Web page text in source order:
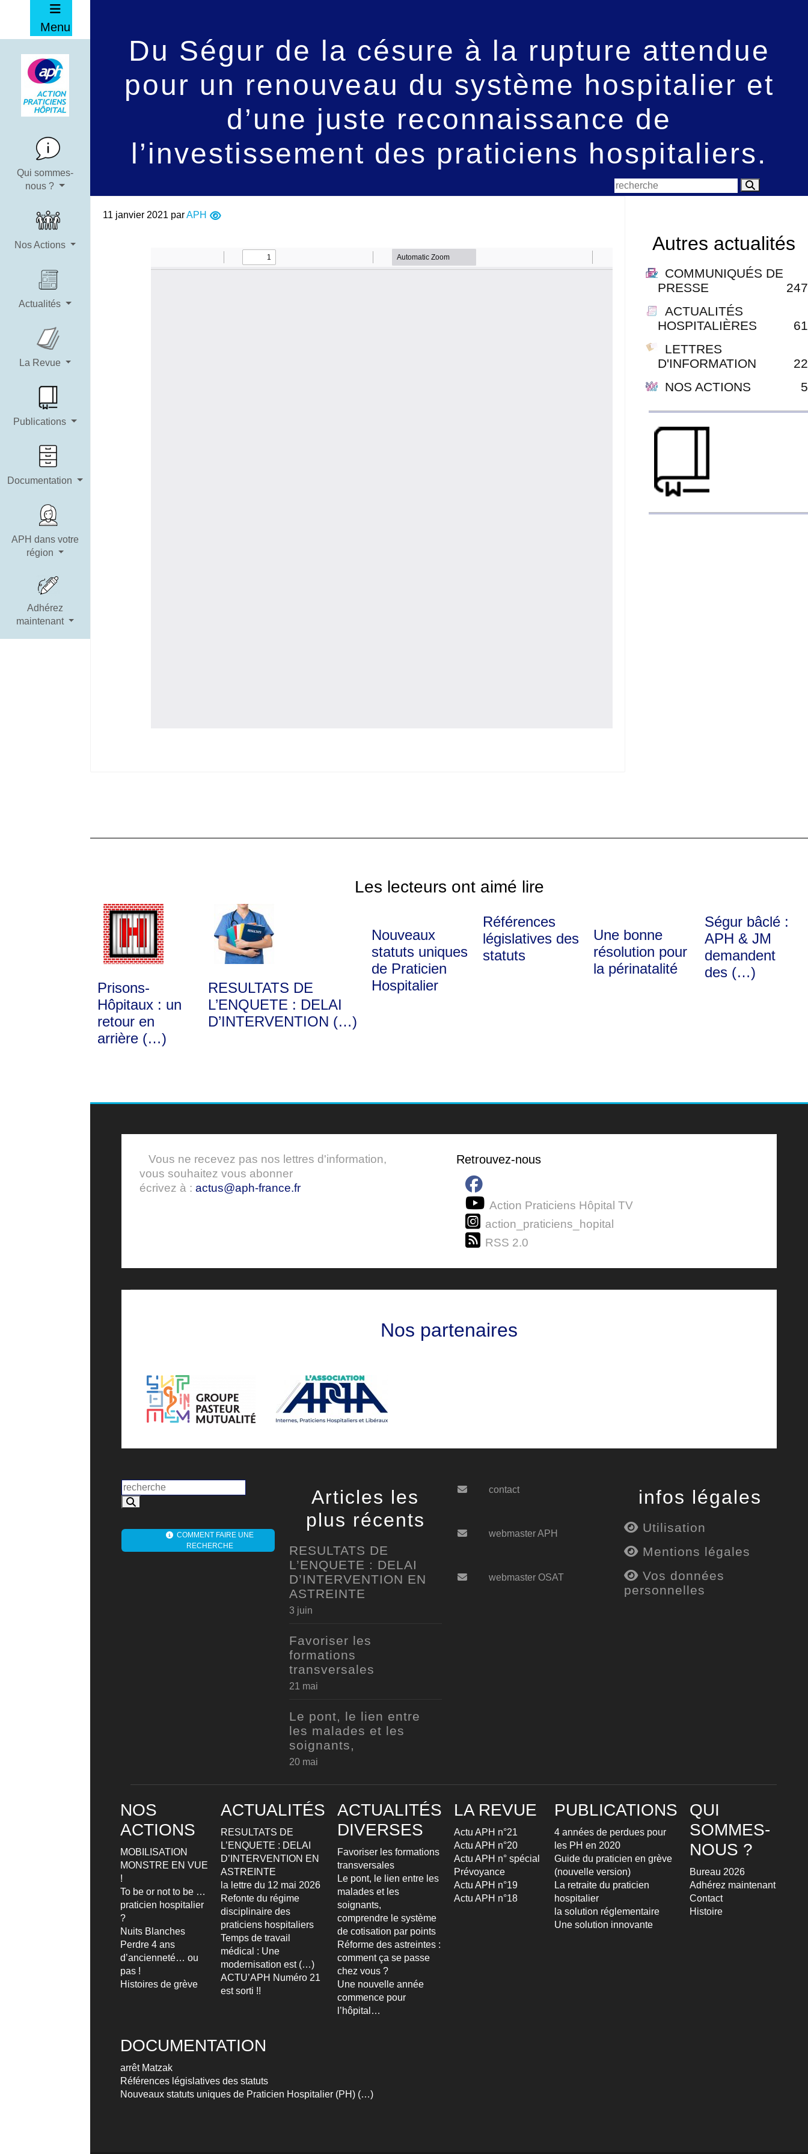
Menu
Qui sommes-
nous ?
Nos Actions
Actualités
La Revue
Publications
Documentation
APH dans votre
région
Adhérez
maintenant
Du Ségur de la césure à la rupture attendue
pour un renouveau du système hospitalier et
d’une juste reconnaissance de
l’investissement des praticiens hospitaliers.
11 janvier 2021 parAPH
Autres actualités
COMMUNIQUÉS DE
PRESSE
247
ACTUALITÉS
HOSPITALIÈRES
61
LETTRES
D'INFORMATION
22
NOS ACTIONS
5
Les lecteurs ont aimé lire
Prisons-
Hôpitaux : un
retour en
arrière (…)
RESULTATS DE
L’ENQUETE : DELAI
D’INTERVENTION (…)
Nouveaux
statuts uniques
de Praticien
Hospitalier
Références
législatives des
statuts
Une bonne
résolution pour
la périnatalité
Ségur bâclé :
APH & JM
demandent
des (…)
Vous ne recevez pas nos lettres d'information,
vous souhaitez vous abonner
écrivez à : actus@aph-france.fr
Retrouvez-nous
Action Praticiens Hôpital TV
action_praticiens_hopital
RSS 2.0
Nos partenaires
COMMENT FAIRE UNE
RECHERCHE
Articles les
plus récents
RESULTATS DE
L’ENQUETE : DELAI
D’INTERVENTION EN
ASTREINTE
3 juin
Favoriser les
formations
transversales
21 mai
Le pont, le lien entre
les malades et les
soignants,
20 mai
contact
webmaster APH
webmaster OSAT
infos légales
Utilisation
Mentions légales
Vos données
personnelles
NOS
ACTIONS
MOBILISATION
MONSTRE EN VUE
!
To be or not to be …
praticien hospitalier
?
Nuits Blanches
Perdre 4 ans
d’ancienneté… ou
pas !
Histoires de grève
ACTUALITÉS
RESULTATS DE
L’ENQUETE : DELAI
D’INTERVENTION EN
ASTREINTE
la lettre du 12 mai 2026
Refonte du régime
disciplinaire des
praticiens hospitaliers
Temps de travail
médical : Une
modernisation est (…)
ACTU’APH Numéro 21
est sorti !!
ACTUALITÉS
DIVERSES
Favoriser les formations
transversales
Le pont, le lien entre les
malades et les
soignants,
comprendre le système
de cotisation par points
Réforme des astreintes :
comment ça se passe
chez vous ?
Une nouvelle année
commence pour
l’hôpital…
LA REVUE
Actu APH n°21
Actu APH n°20
Actu APH n° spécial
Prévoyance
Actu APH n°19
Actu APH n°18
PUBLICATIONS
4 années de perdues pour
les PH en 2020
Guide du praticien en grève
(nouvelle version)
La retraite du praticien
hospitalier
la solution réglementaire
Une solution innovante
QUI
SOMMES-
NOUS ?
Bureau 2026
Adhérez maintenant
Contact
Histoire
DOCUMENTATION
arrêt Matzak
Références législatives des statuts
Nouveaux statuts uniques de Praticien Hospitalier (PH) (…)